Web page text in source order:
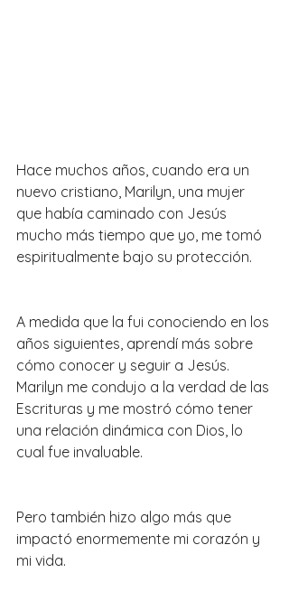
Hace muchos años, cuando era un
nuevo cristiano, Marilyn, una mujer
que había caminado con Jesús
mucho más tiempo que yo, me tomó
espiritualmente bajo su protección.
A medida que la fui conociendo en los
años siguientes, aprendí más sobre
cómo conocer y seguir a Jesús.
Marilyn me condujo a la verdad de las
Escrituras y me mostró cómo tener
una relación dinámica con Dios, lo
cual fue invaluable.
Pero también hizo algo más que
impactó enormemente mi corazón y
mi vida.